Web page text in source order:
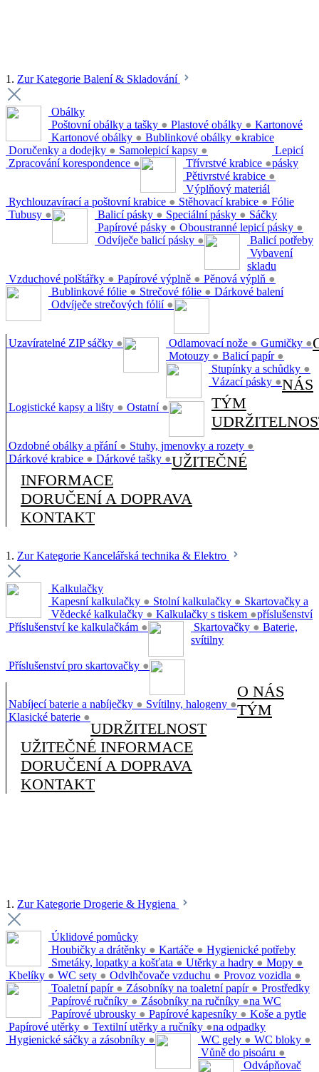
1. Zur Kategorie Balení & Skladování
Obálky
Poštovní obálky a tašky ● Plastové obálky ●
Kartonové obálky ● Bublinkové obálky ●
Doručenky a dodejky ● Samolepicí kapsy ●
Zpracování korespondence ●
Kartonové
krabice
Třívrstvé krabice ●
Pětivrstvé krabice ●
Rychlouzavírací a poštovní krabice ● Stěhovací krabice ●
Tubusy ●
Lepicí
pásky
Balicí pásky ● Speciální pásky ●
Papírové pásky ● Oboustranné lepicí pásky ●
Odvíječe balicí pásky ●
Výplňový materiál
Vzduchové polštářky ● Papírové výplně ● Pěnová výplň ●
Fólie
Bublinkové fólie ● Strečové fólie ●
Odvíječe strečových fólií ●
Sáčky
Uzavíratelné ZIP sáčky ●
Balicí potřeby
Odlamovací nože ● Gumičky ●
Motouzy ● Balicí papír ●
Vybavení
skladu
Stupínky a schůdky ●
Vázací pásky ●
Logistické kapsy a lišty ● Ostatní ●
Dárkové balení
Ozdobné obálky a přání ● Stuhy, jmenovky a rozety ●
Dárkové krabice ● Dárkové tašky ●
NÁS
TÝM
UŽITEČNÉ
INFORMACE
DORUČENÍ A DOPRAVA
KONTAKT
1. Zur Kategorie Kancelářská technika & Elektro
Kalkulačky
Kapesní kalkulačky ● Stolní kalkulačky ●
Vědecké kalkulačky ● Kalkulačky s tiskem ●
Příslušenství ke kalkulačkám ●
Skartovačky a
příslušenství
Skartovačky ●
Příslušenství pro skartovačky ●
Baterie,
svítilny
Nabíjecí baterie a nabíječky ● Svítilny, halogeny ●
Klasické baterie ●
O NÁS
TÝM
UDRŽITELNOST
UŽITEČNÉ INFORMACE
DORUČENÍ A DOPRAVA
KONTAKT
1. Zur Kategorie Drogerie & Hygiena
Úklidové pomůcky
Houbičky a drátěnky ● Kartáče ●
Smetáky, lopatky a košťata ● Utěrky a hadry ● Mopy ●
Kbelíky ● WC sety ● Odvlhčovače vzduchu ● Provoz vozidla ●
Hygienické potřeby
Toaletní papír ● Zásobníky na toaletní papír ●
Papírové ručníky ● Zásobníky na ručníky ●
Papírové ubrousky ● Papírové kapesníky ●
Papírové utěrky ● Textilní utěrky a ručníky ●
Hygienické sáčky a zásobníky ●
Prostředky
na WC
WC gely ● WC bloky ●
Vůně do pisoáru ●
Koše a pytle
na odpadky
Odvápňovač